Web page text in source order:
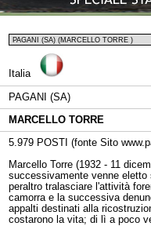
Italia
PAGANI (SA)
MARCELLO TORRE
5.979 POSTI (fonte Sito
Marcello Torre (1932 - 11
successivamente venne
peraltro tralasciare l'attività
camorra e la successiva
appalti destinati alla
costarono la vita; di lì a poco